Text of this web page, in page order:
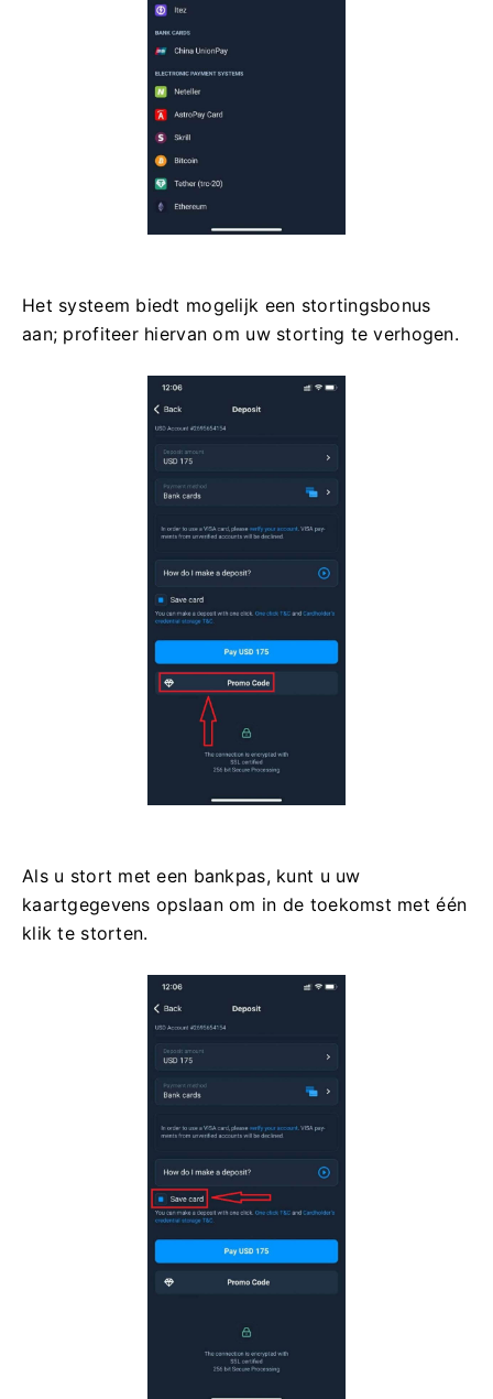
Het systeem biedt mogelijk een stortingsbonus
aan; profiteer hiervan om uw storting te verhogen.
Als u stort met een bankpas, kunt u uw
kaartgegevens opslaan om in de toekomst met één
klik te storten.